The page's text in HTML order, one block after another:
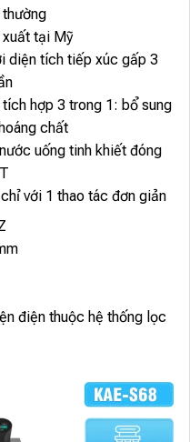
xuất tại Mỹ
diện tích tiếp xúc gấp 3
hợp 3 trong 1: bổ sung
chất
uống tinh khiết đóng
với 1 thao tác đơn giản
điện thuộc hệ thống lọc